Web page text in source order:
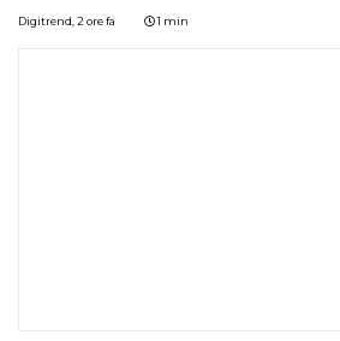
Digitrend,2 ore fa 1 min